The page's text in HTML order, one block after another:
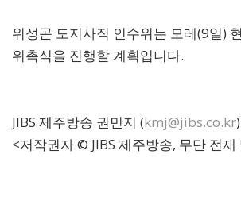
위성곤 도지사직 인수위는 모레(9일)
위촉식을 진행할 계획입니다.
JIBS 제주방송 권민지 (kmj@jibs.co.kr
<저작권자 © JIBS 제주방송, 무단 전